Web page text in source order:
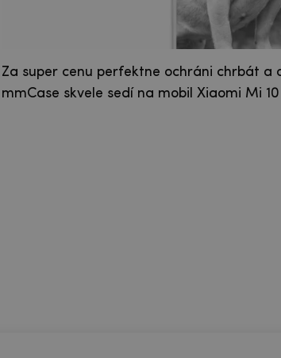
Za super cenu perfektne ochráni chrbát a
mmCase skvele sedí na mobil Xiaomi Mi